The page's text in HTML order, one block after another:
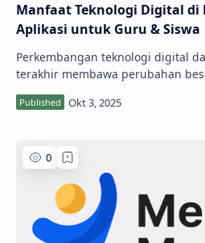
Manfaat Teknologi Digital di
Aplikasi untuk Guru & Siswa
Perkembangan teknologi digital
terakhir membawa perubahan
Kalau dulu belajar hanya